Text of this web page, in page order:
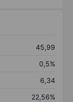
45,99
0,5%
6,34
22,56%